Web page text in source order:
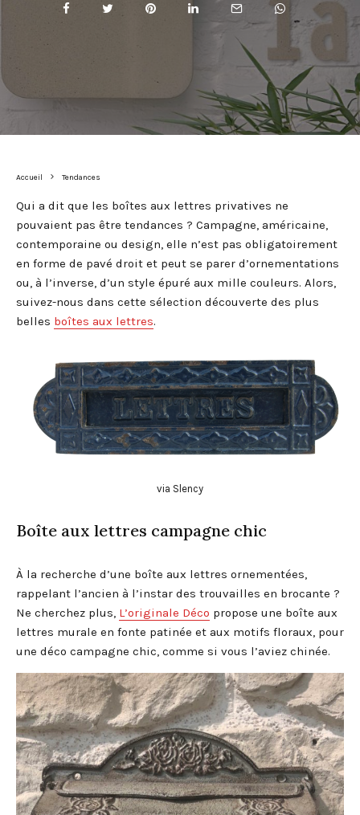
Accueil Tendances
Qui a dit que les boîtes aux lettres privatives ne
pouvaient pas être tendances ? Campagne, américaine,
contemporaine ou design, elle n’est pas obligatoirement
en forme de pavé droit et peut se parer d’ornementations
ou, à l’inverse, d’un style épuré aux mille couleurs. Alors,
suivez-nous dans cette sélection découverte des plus
belles boîtes aux lettres.
via Slency
Boîte aux lettres campagne chic
À la recherche d’une boîte aux lettres ornementées,
rappelant l’ancien à l’instar des trouvailles en brocante ?
Ne cherchez plus, L’originale Déco propose une boîte aux
lettres murale en fonte patinée et aux motifs floraux, pour
une déco campagne chic, comme si vous l’aviez chinée.